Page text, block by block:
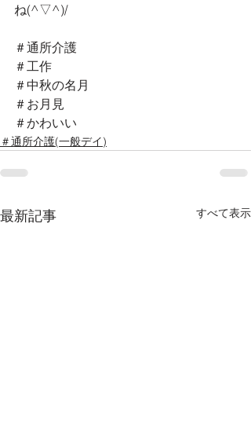
ね(^▽^)/
＃通所介護
＃工作
＃中秋の名月
＃お月見
＃かわいい
＃通所介護(一般デイ)
最新記事 すべて表示